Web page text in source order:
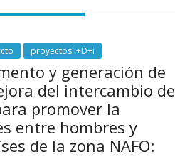
proyectos I+D+i
y generación de
del intercambio de
promover la
entre hombres y
de la zona NAFO: